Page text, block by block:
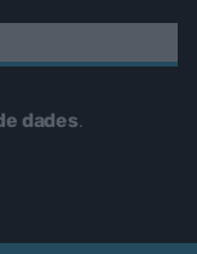
dades.